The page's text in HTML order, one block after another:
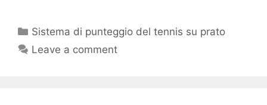
Categories
Sistema di punteggio del tennis su prato
Leave a comment